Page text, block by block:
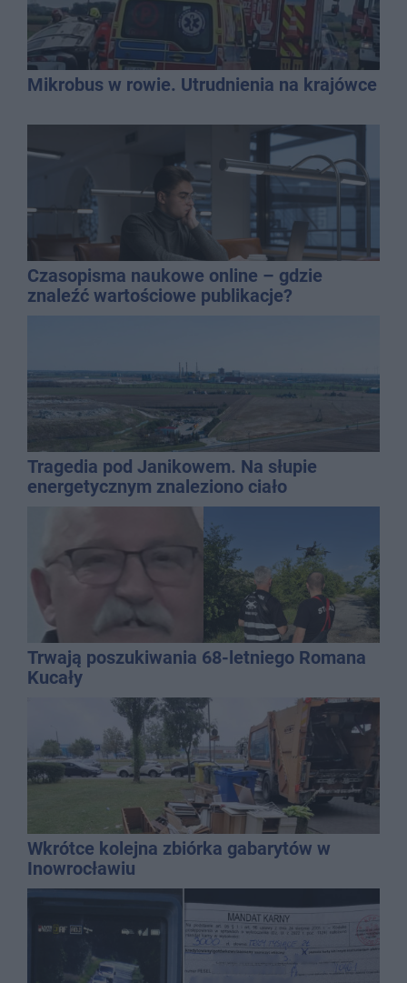
Mikrobus w rowie. Utrudnienia na krajówce
Czasopisma naukowe online – gdzie
znaleźć wartościowe publikacje?
Tragedia pod Janikowem. Na słupie
energetycznym znaleziono ciało
mężczyzny
Trwają poszukiwania 68-letniego Romana
Kucały
Wkrótce kolejna zbiórka gabarytów w
Inowrocławiu